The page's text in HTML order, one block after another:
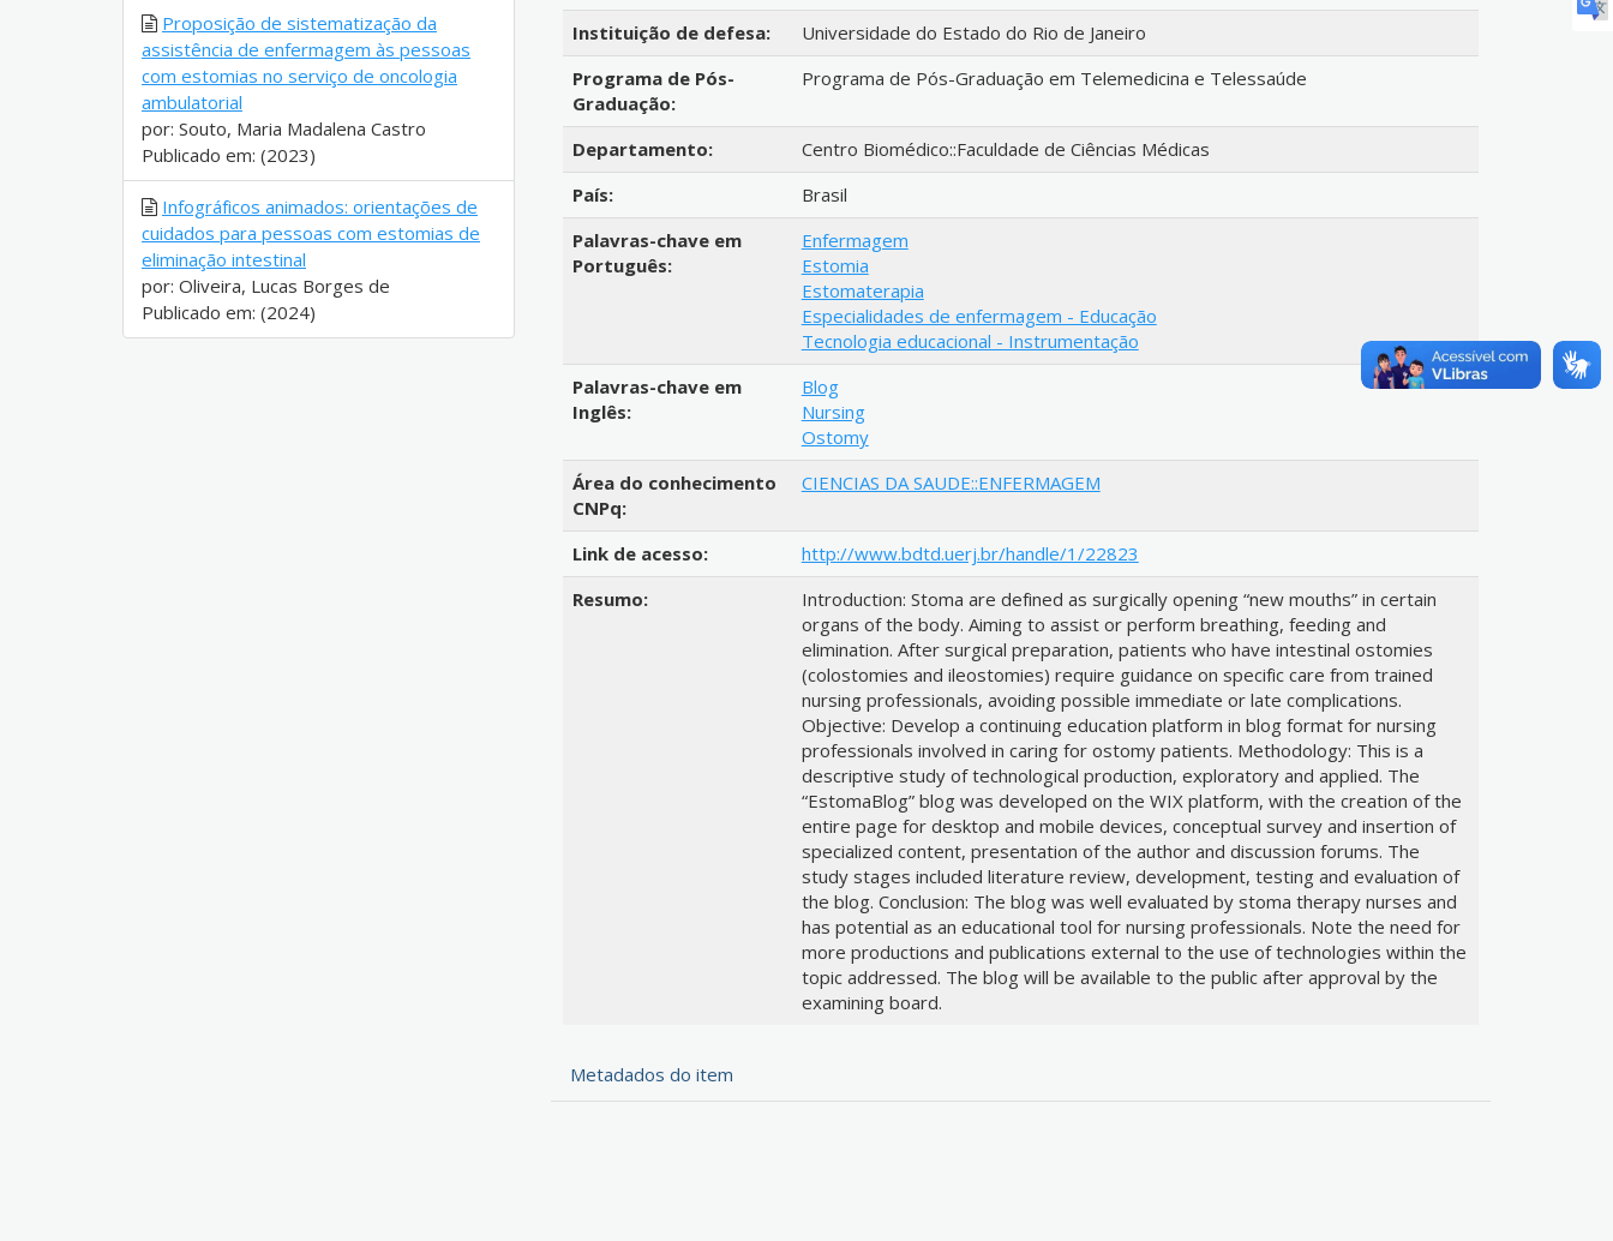
Instituição de defesa:
Universidade do Estado do Rio de Janeiro
Programa de Pós-
Graduação:
Programa de Pós-Graduação em Telemedicina e Telessaúde
Departamento:
Centro Biomédico::Faculdade de Ciências Médicas
País:
Brasil
Palavras-chave em
Português:
Enfermagem
Estomia
Estomaterapia
Especialidades de enfermagem - Educação
Tecnologia educacional - Instrumentação
Palavras-chave em
Inglês:
Blog
Nursing
Ostomy
Área do conhecimento
CNPq:
CIENCIAS DA SAUDE::ENFERMAGEM
Link de acesso:
http://www.bdtd.uerj.br/handle/1/22823
Resumo:
Introduction: Stoma are defined as surgically opening “new mouths” in certain
organs of the body. Aiming to assist or perform breathing, feeding and
elimination. After surgical preparation, patients who have intestinal ostomies
(colostomies and ileostomies) require guidance on specific care from trained
nursing professionals, avoiding possible immediate or late complications.
Objective: Develop a continuing education platform in blog format for nursing
professionals involved in caring for ostomy patients. Methodology: This is a
descriptive study of technological production, exploratory and applied. The
“EstomaBlog” blog was developed on the WIX platform, with the creation of the
entire page for desktop and mobile devices, conceptual survey and insertion of
specialized content, presentation of the author and discussion forums. The
study stages included literature review, development, testing and evaluation of
the blog. Conclusion: The blog was well evaluated by stoma therapy nurses and
has potential as an educational tool for nursing professionals. Note the need for
more productions and publications external to the use of technologies within the
topic addressed. The blog will be available to the public after approval by the
examining board.
Metadados do item
Proposição de sistematização da
assistência de enfermagem às pessoas
com estomias no serviço de oncologia
ambulatorial
por: Souto, Maria Madalena Castro
Publicado em: (2023)
Infográficos animados: orientações de
cuidados para pessoas com estomias de
eliminação intestinal
por: Oliveira, Lucas Borges de
Publicado em: (2024)